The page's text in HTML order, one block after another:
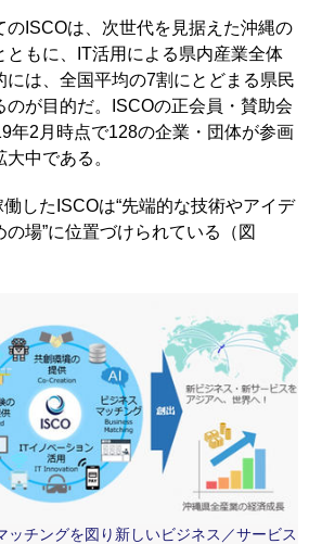
ISCOは、次世代を見据えた沖縄の
ともに、IT活用による県内産業全体
には、全国平均の7割にとどまる県民
のが目的だ。ISCOの正会員・賛助会
年2月時点で128の企業・団体が参画
中である。
したISCOは“先端的な技術やアイデ
場”に位置づけられている（図
ッチングを図り新しいビジネス／サービス